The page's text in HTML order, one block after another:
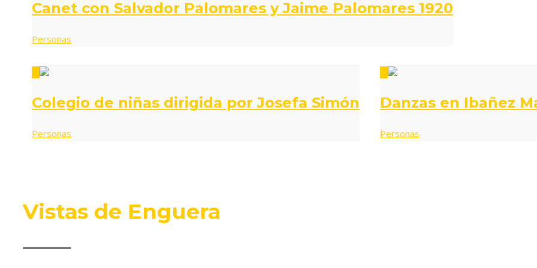
Canet con Salvador Palomares y Jaime Palomares 1920
Personas
Colegio de niñas dirigida por Josefa Simón
Personas
Danzas en Ibañez
Personas
Vistas de Enguera